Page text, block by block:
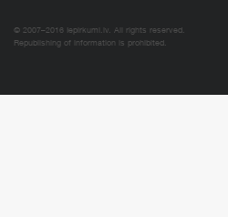
© 2007–2016 Iepirkumi.lv. All rights reserved.
Republishing of information is prohibited.